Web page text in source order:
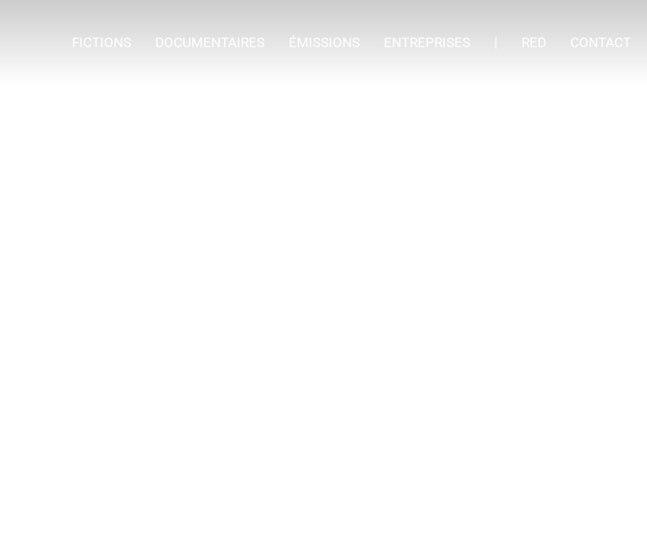
FICTIONS DOCUMENTAIRES ÉMISSIONS ENTREPRISES RED CONTACT